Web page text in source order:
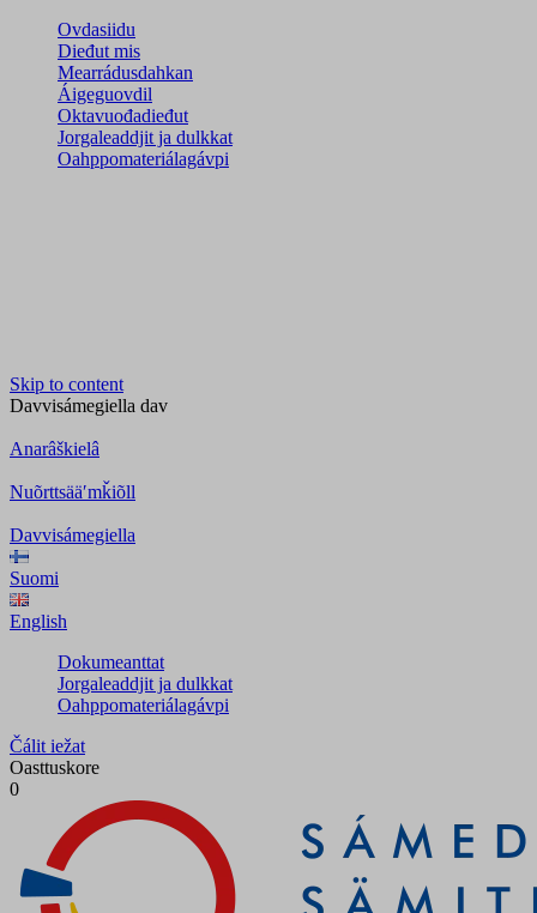
Ovdasiidu
Dieđut mis
Mearrádusdahkan
Áigeguovdil
Oktavuođadieđut
Jorgaleaddjit ja dulkkat
Oahppomateriálagávpi
Skip to content
Davvisámegiella dav
Anarâškielâ
Nuõrttsääʹmǩiõll
Davvisámegiella
Suomi
English
Dokumeanttat
Jorgaleaddjit ja dulkkat
Oahppomateriálagávpi
Čálit iežat
Oasttuskore
0